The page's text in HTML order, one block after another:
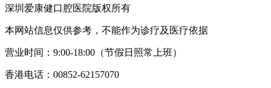
深圳爱康健口腔医院版权所有
本网站信息仅供参考，不能作为诊疗及医疗依据
营业时间：9:00-18:00（节假日照常上班）
香港电话：00852-62157070